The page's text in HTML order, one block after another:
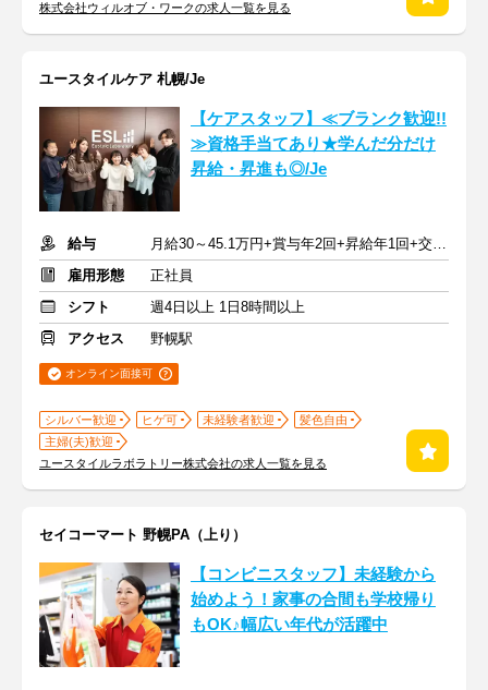
株式会社ウィルオブ・ワークの求人一覧を見る
ユースタイルケア 札幌/Je
【ケアスタッフ】≪ブランク歓迎!!
≫資格手当てあり★学んだ分だけ
昇給・昇進も◎/Je
給与
月給30～45.1万円+賞与年2回+昇給年1回+交通費全額
雇用形態
正社員
シフト
週4日以上 1日8時間以上
アクセス
野幌駅
オンライン面接可
シルバー歓迎 ヒゲ可 未経験者歓迎
髪色自由
主婦(夫)歓迎
ユースタイルラボラトリー株式会社の求人一覧を見る
セイコーマート 野幌PA（上り）
【コンビニスタッフ】未経験から
始めよう！家事の合間も学校帰り
もOK♪幅広い年代が活躍中